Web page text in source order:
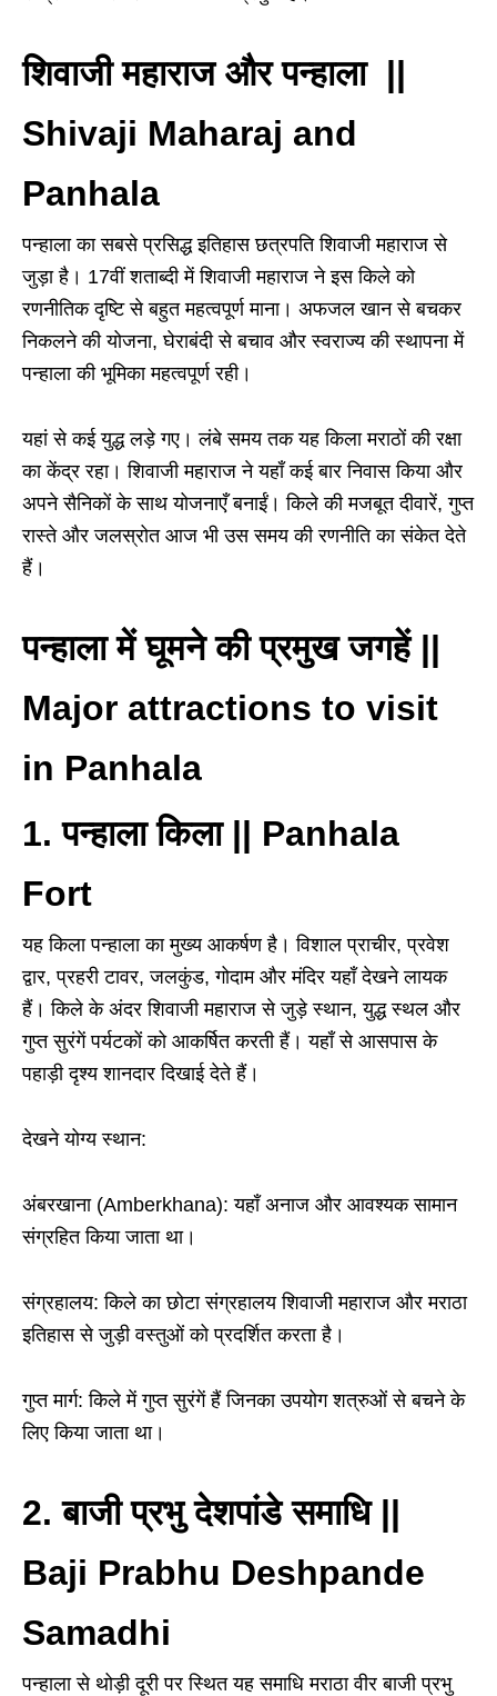
शिवाजी महाराज और पन्हाला ||
Shivaji Maharaj and
Panhala
पन्हाला का सबसे प्रसिद्ध इतिहास छत्रपति शिवाजी महाराज से
जुड़ा है। 17वीं शताब्दी में शिवाजी महाराज ने इस किले को
रणनीतिक दृष्टि से बहुत महत्वपूर्ण माना। अफजल खान से बचकर
निकलने की योजना, घेराबंदी से बचाव और स्वराज्य की स्थापना में
पन्हाला की भूमिका महत्वपूर्ण रही।
यहां से कई युद्ध लड़े गए। लंबे समय तक यह किला मराठों की रक्षा
का केंद्र रहा। शिवाजी महाराज ने यहाँ कई बार निवास किया और
अपने सैनिकों के साथ योजनाएँ बनाईं। किले की मजबूत दीवारें, गुप्त
रास्ते और जलस्रोत आज भी उस समय की रणनीति का संकेत देते
हैं।
पन्हाला में घूमने की प्रमुख जगहें ||
Major attractions to visit
in Panhala
1. पन्हाला किला || Panhala
Fort
यह किला पन्हाला का मुख्य आकर्षण है। विशाल प्राचीर, प्रवेश
द्वार, प्रहरी टावर, जलकुंड, गोदाम और मंदिर यहाँ देखने लायक
हैं। किले के अंदर शिवाजी महाराज से जुड़े स्थान, युद्ध स्थल और
गुप्त सुरंगें पर्यटकों को आकर्षित करती हैं। यहाँ से आसपास के
पहाड़ी दृश्य शानदार दिखाई देते हैं।
देखने योग्य स्थान:
अंबरखाना (Amberkhana):यहाँ अनाज और आवश्यक सामान
संग्रहित किया जाता था।
संग्रहालय: किले का छोटा संग्रहालय शिवाजी महाराज और मराठा
इतिहास से जुड़ी वस्तुओं को प्रदर्शित करता है।
गुप्त मार्ग: किले में गुप्त सुरंगें हैं जिनका उपयोग शत्रुओं से बचने के
लिए किया जाता था।
2. बाजी प्रभु देशपांडे समाधि ||
Baji Prabhu Deshpande
Samadhi
पन्हाला से थोड़ी दूरी पर स्थित यह समाधि मराठा वीर बाजी प्रभु